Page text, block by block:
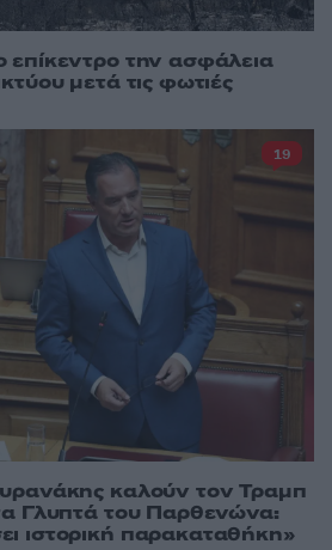
την ασφάλεια
μετά τις φωτιές
καλούν τον Τραμπ
Γλυπτά του Παρθενώνα:
ιστορική παρακαταθήκη»
19